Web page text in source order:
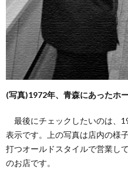
(写真)1972年、青森にあったホ
最後にチェックしたいのは、
表示です。上の写真は店内の様
打つオールドスタイルで営業し
のお店です。